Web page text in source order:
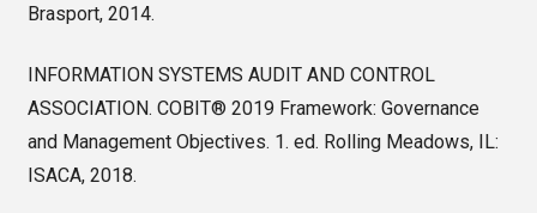
Brasport, 2014.
INFORMATION SYSTEMS AUDIT AND CONTROL
ASSOCIATION. COBIT® 2019 Framework: Governance
and Management Objectives. 1. ed. Rolling Meadows, IL:
ISACA, 2018.